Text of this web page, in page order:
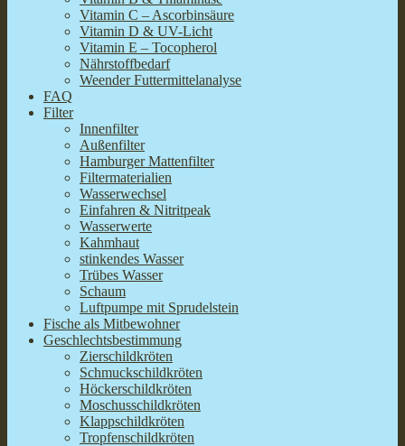
Vitamin C – Ascorbinsäure
Vitamin D & UV-Licht
Vitamin E – Tocopherol
Nährstoffbedarf
Weender Futtermittelanalyse
FAQ
Filter
Innenfilter
Außenfilter
Hamburger Mattenfilter
Filtermaterialien
Wasserwechsel
Einfahren & Nitritpeak
Wasserwerte
Kahmhaut
stinkendes Wasser
Trübes Wasser
Schaum
Luftpumpe mit Sprudelstein
Fische als Mitbewohner
Geschlechtsbestimmung
Zierschildkröten
Schmuckschildkröten
Höckerschildkröten
Moschusschildkröten
Klappschildkröten
Tropfenschildkröten